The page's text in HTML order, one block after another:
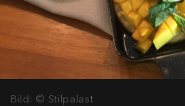
Bild: © Stilpalast